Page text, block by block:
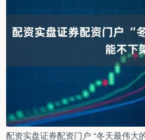
配资实盘证券配资门户 “冬天最伟大